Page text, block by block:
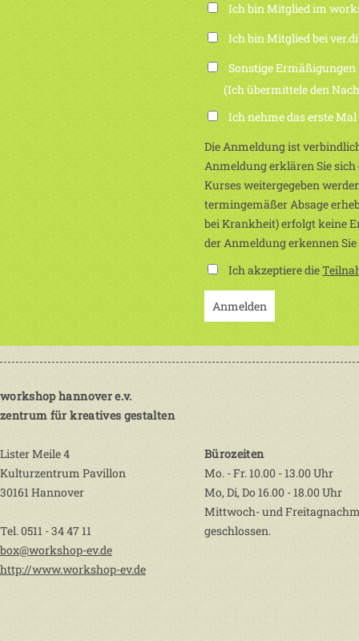
Ich bin Mitglied im
Ich bin Mitglied bei ver.di
Sonstige Ermäßigungen
(Ich übermittele den
Ich nehme das erste
Die Anmeldung ist
Anmeldung erklären Sie
Kurses weitergegeben
termingemäßer Absage
bei Krankheit) erfolgt keine
der Anmeldung erkennen
Ich akzeptiere die
Anmelden
workshop hannover e.v.
zentrum für kreatives gestalten
Lister Meile 4
Kulturzentrum Pavillon
30161 Hannover
Tel. 0511 - 34 47 11
box@workshop-ev.de
http://www.workshop-ev.de
Bürozeiten
Mo. - Fr. 10.00 - 13.00 Uhr
Mo, Di, Do 16.00 - 18.00 Uhr
Mittwoch- und
geschlossen.